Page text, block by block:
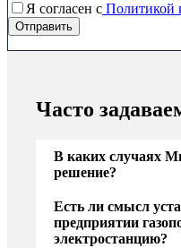
Я согласен c Политикой
Часто
В каких случаях
решение?
Есть ли смысл
предприятии
электростанцию?